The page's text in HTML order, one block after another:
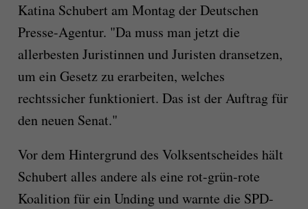
Katina Schubert am Montag der Deutschen
Presse-Agentur. "Da muss man jetzt die
allerbesten Juristinnen und Juristen dransetzen,
um ein Gesetz zu erarbeiten, welches
rechtssicher funktioniert. Das ist der Auftrag für
den neuen Senat."
Vor dem Hintergrund des Volksentscheides hält
Schubert alles andere als eine rot-grün-rote
Koalition für ein Unding und warnte die SPD-